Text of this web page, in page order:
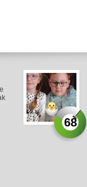
68